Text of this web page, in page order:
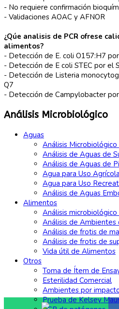
- No requiere confirmación
- Validaciones AOAC y AFNOR
¿Qúe analisis de PCR ofrese
alimentos?
- Detección de E. coli O157:H7
- Detección de E coli STEC por el
- Detección de Listeria
Q7
- Detección de Campylobacter
Análisis Microbiológico
Aguas
Análisis
Análisis de Aguas de
Análisis de Aguas de
Agua para Uso Agrícola
Agua para Uso
Análisis de Aguas
Alimentos
Análisis
Análisis de Ambientes
Análisis de frotis de
Análisis de frotis de
Vida útil de Alimentos
Otros
Toma de Ítem de
Esterilidad Comercial
Ambientes por
Prueba de Kelsey